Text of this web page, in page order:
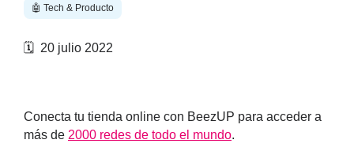
🤖 Tech & Producto
🗓️ 20 julio 2022
Conecta tu tienda online con BeezUP para acceder a
más de 2000 redes de todo el mundo.